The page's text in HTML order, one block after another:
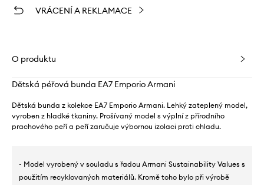
VRÁCENÍ A REKLAMACE
O produktu
Dětská péřová bunda EA7 Emporio Armani
Dětská bunda z kolekce EA7 Emporio Armani. Lehký zateplený model,
vyroben z hladké tkaniny. Prošívaný model s výplní z přírodního
prachového peří a peří zaručuje výbornou izolaci proti chladu.
- Model vyrobený v souladu s řadou Armani Sustainability Values s
použitím recyklovaných materiálů. Kromě toho bylo při výrobě